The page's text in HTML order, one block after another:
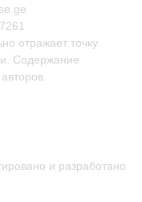
отражает точку
Содержание
и разработано